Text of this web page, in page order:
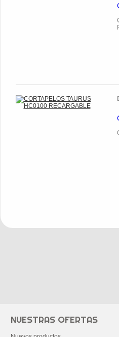
NUESTRAS OFERTAS